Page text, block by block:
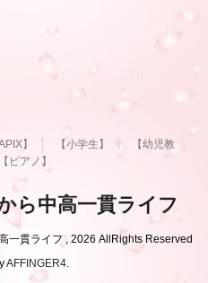
】 【小学生】
【幼児教
【ピアノ】
ら中高一貫ライフ
一貫ライフ , 2026 AllRights Reserved
AFFINGER4.